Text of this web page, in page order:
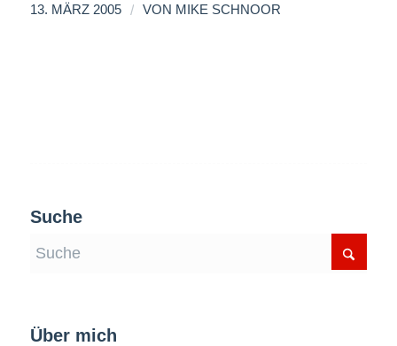
13. MÄRZ 2005 / VON MIKE SCHNOOR
Suche
Über mich